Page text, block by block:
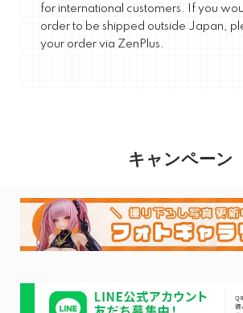
for international customers. If you
order to be shipped outside Japan,
your order via ZenPlus.
キャンペーン